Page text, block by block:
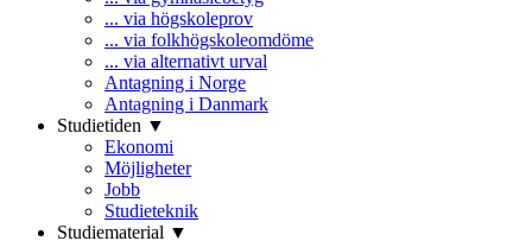
... via högskoleprov
... via folkhögskoleomdöme
... via alternativt urval
Antagning i Norge
Antagning i Danmark
Studietiden ▼
Ekonomi
Möjligheter
Jobb
Studieteknik
Studiematerial ▼